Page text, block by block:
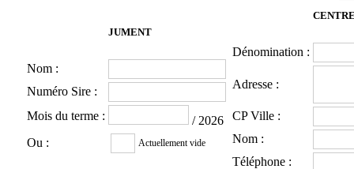
JUMENT
Nom :
Numéro Sire :
Mois du terme :
/ 2026
Ou :
Actuellement vide
Dénomination :
Adresse :
CP Ville :
Nom :
Téléphone :